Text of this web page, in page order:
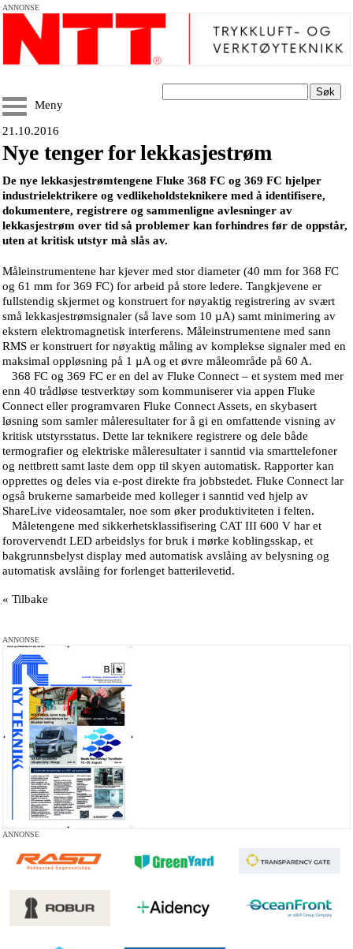
ANNONSE
Søk
Meny
21.10.2016
Nye tenger for lekkasjestrøm
De nye lekkasjestrømtengene Fluke 368 FC og 369 FC hjelper
industrielektrikere og vedlikeholdsteknikere med å identifisere,
dokumentere, registrere og sammenligne avlesninger av
lekkasjestrøm over tid så problemer kan forhindres før de oppstår,
uten at kritisk utstyr må slås av.
Måleinstrumentene har kjever med stor diameter (40 mm for 368 FC
og 61 mm for 369 FC) for arbeid på store ledere. Tangkjevene er
fullstendig skjermet og konstruert for nøyaktig registrering av svært
små lekkasjestrømsignaler (så lave som 10 µA) samt minimering av
ekstern elektromagnetisk interferens. Måleinstrumentene med sann
RMS er konstruert for nøyaktig måling av komplekse signaler med en
maksimal oppløsning på 1 µA og et øvre måleområde på 60 A.
368 FC og 369 FC er en del av Fluke Connect – et system med mer
enn 40 trådløse testverktøy som kommuniserer via appen Fluke
Connect eller programvaren Fluke Connect Assets, en skybasert
løsning som samler måleresultater for å gi en omfattende visning av
kritisk utstyrsstatus. Dette lar teknikere registrere og dele både
termografier og elektriske måleresultater i sanntid via smarttelefoner
og nettbrett samt laste dem opp til skyen automatisk. Rapporter kan
opprettes og deles via e-post direkte fra jobbstedet. Fluke Connect lar
også brukerne samarbeide med kolleger i sanntid ved hjelp av
ShareLive videosamtaler, noe som øker produktiviteten i felten.
Måletengene med sikkerhetsklassifisering CAT III 600 V har et
forovervendt LED arbeidslys for bruk i mørke koblingsskap, et
bakgrunnsbelyst display med automatisk avslåing av belysning og
automatisk avslåing for forlenget batterilevetid.
« Tilbake
ANNONSE
ANNONSE